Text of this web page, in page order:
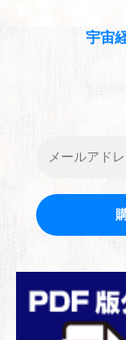
宇宙